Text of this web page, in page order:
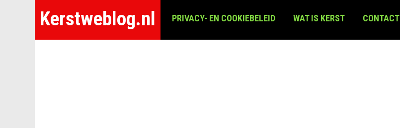
Kerstweblog.nl PRIVACY- EN COOKIEBELEID WAT IS KERST CONTACT